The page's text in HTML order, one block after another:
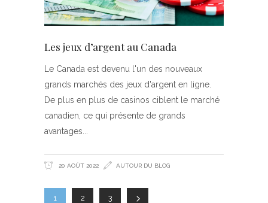
Les jeux d’argent au Canada
Le Canada est devenu l'un des nouveaux
grands marchés des jeux d'argent en ligne.
De plus en plus de casinos ciblent le marché
canadien, ce qui présente de grands
avantages
20 AOÛT 2022 AUTOUR DU BLOG
1 2 3